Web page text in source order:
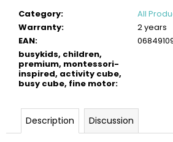
Category:
All
Warranty:
2 years
EAN:
busykids, children,
premium, montessori-
inspired, activity cube,
busy cube, fine motor:
Description Discussion
BUSYKIDS
WOODEN
3D
CONSTRUCTION
KIT
TRAIN
€45